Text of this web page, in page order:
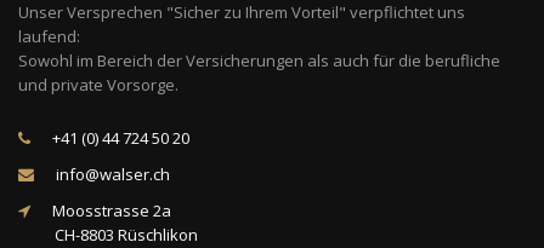
Unser Versprechen "Sicher zu Ihrem Vorteil" verpflichtet uns
laufend:
Sowohl im Bereich der Versicherungen als auch für die berufliche
und private Vorsorge.
+41 (0) 44 724 50 20
info@walser.ch
Moosstrasse 2a
CH-8803 Rüschlikon